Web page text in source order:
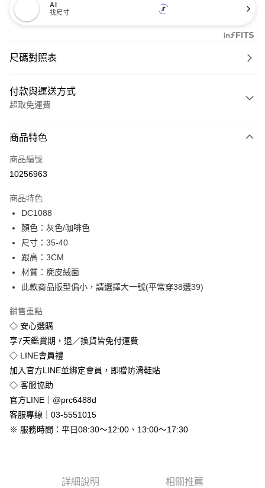
AI
找尺寸
尺碼對照表
付款與運送方式
超取免運費
信用卡一次付款
超商取貨付款
Apple Pay
街口支付
悠遊付
Google Pay
運送方式
全家付款取貨
免運費
付款後全家取貨
免運費
7-11付款取貨
每筆NT$80，滿NT$800(含以上)免運費
商品特色
商品編號
10256963
商品特色
DC1088
顏色：灰色/咖啡色
尺寸：35-40
跟高：3CM
材質：麂皮絨面
此款商品版型偏小，請選擇大一號(平常穿38選39)
銷售重點
◇ 安心選購
享7天鑑賞期，退／換貨皆免付運費
◇ LINE會員禮
加入官方LINE並綁定會員，即贈防滑鞋貼
◇ 客服協助
官方LINE｜@prc6488d
客服專線｜03-5551015
※ 服務時間：平日08:30～12:00、13:00～17:30
詳細說明 相關推薦